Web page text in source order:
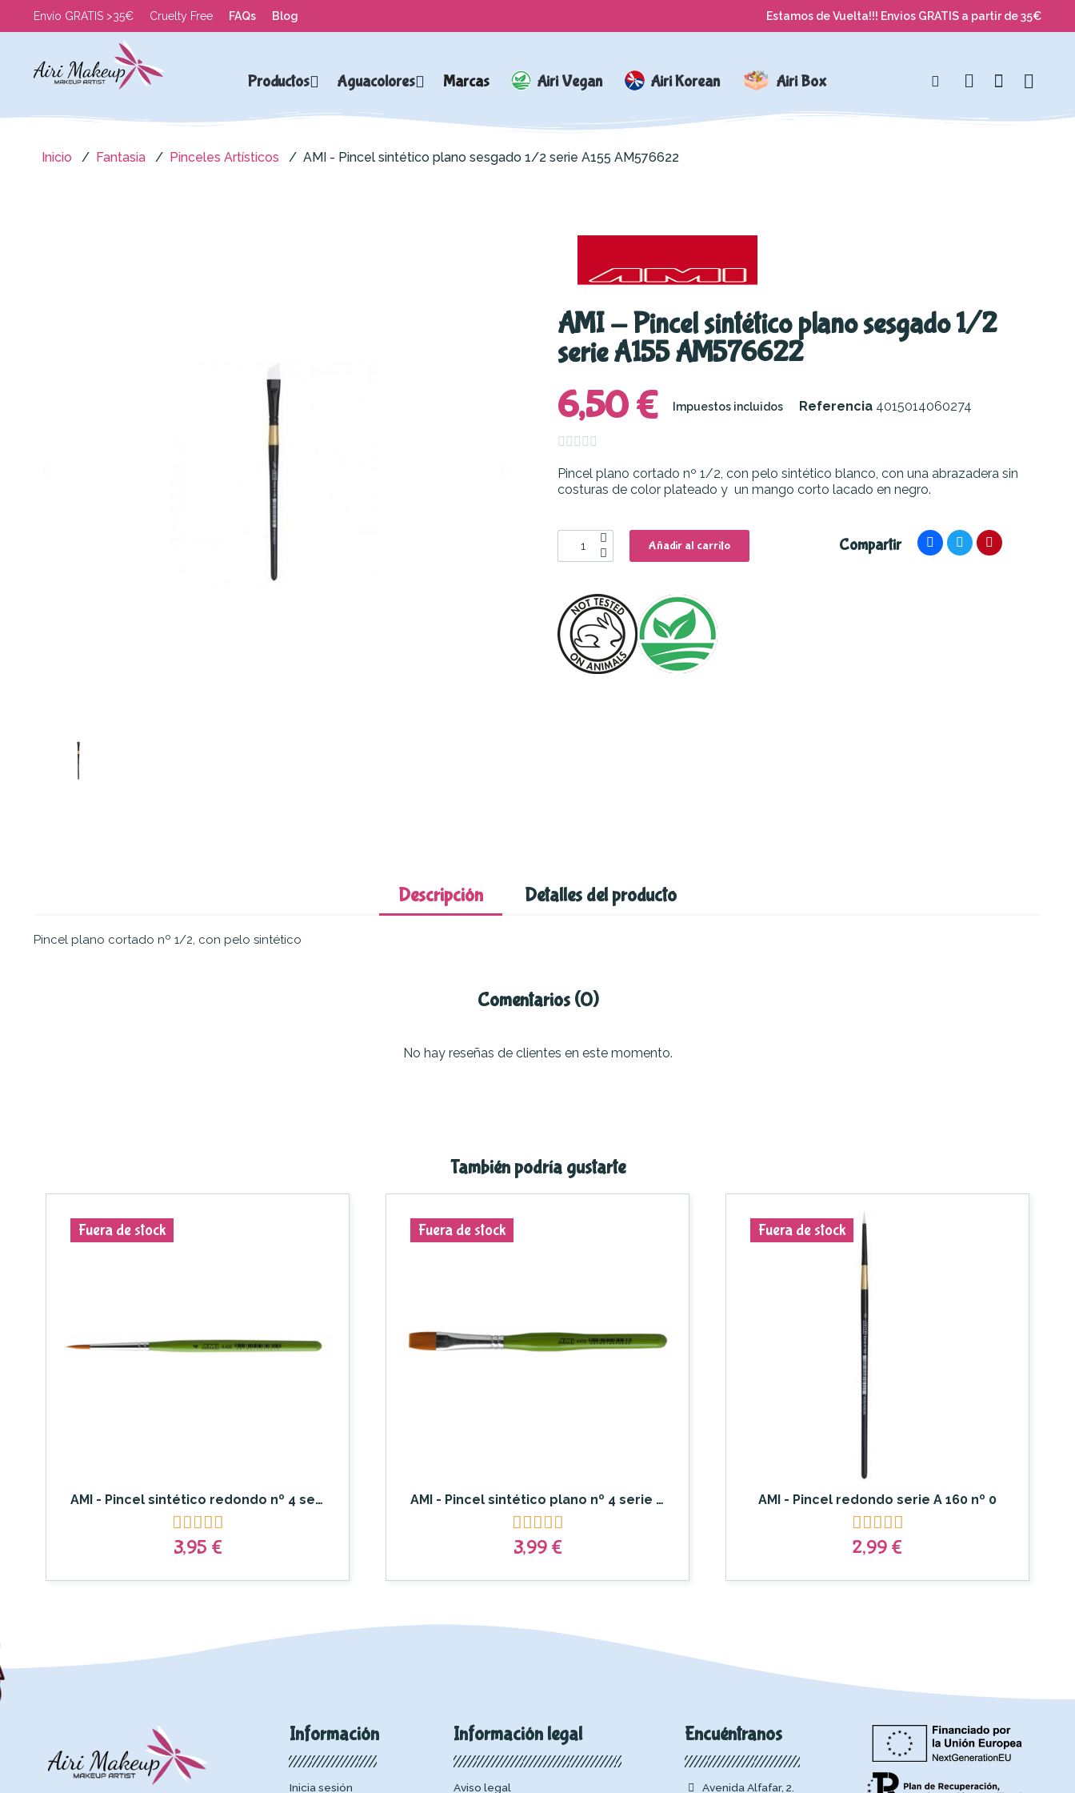
Envío GRATIS >35€ Cruelty Free FAQs Blog Estamos de Vuelta!!! Envios GRATIS a partir de 35€
Productos Aguacolores Marcas Airi Vegan Airi Korean Airi Box
Inicio Fantasia Pinceles Artísticos AMI - Pincel sintético plano sesgado 1/2 serie A155 AM576622
AMI - Pincel sintético plano sesgado 1/2
serie A155 AM576622
6,50 € Impuestos incluidos Referencia 4015014060274
    
Pincel plano cortado nº 1/2, con pelo sintético blanco, con una abrazadera sin
costuras de color plateado y un mango corto lacado en negro.
Añadir al carrito Compartir
Descripción Detalles del producto
Pincel plano cortado nº 1/2, con pelo sintético
Comentarios (0)
No hay reseñas de clientes en este momento.
También podría gustarte
Fuera de stock
AMI - Pincel sintético redondo nº 4 serie A400

3,95 €
Fuera de stock
AMI - Pincel sintético plano nº 4 serie A410

3,99 €
Fuera de stock
AMI - Pincel redondo serie A 160 nº 0

2,99 €
Información
Inicia sesión
Información legal
Aviso legal
Encuéntranos
Avenida Alfafar, 2.